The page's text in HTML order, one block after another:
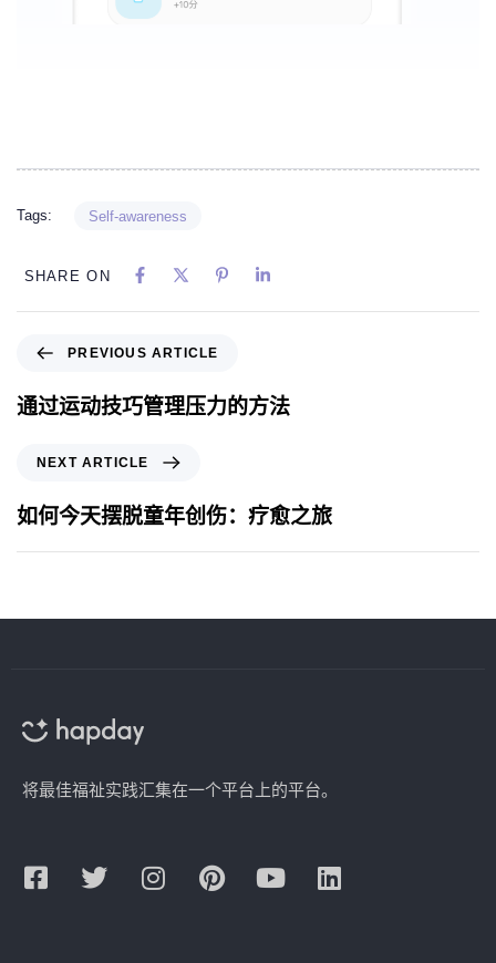
Tags: Self-awareness
SHARE ON
PREVIOUS ARTICLE
通过运动技巧管理压力的方法
NEXT ARTICLE
如何今天摆脱童年创伤：疗愈之旅
将最佳福祉实践汇集在一个平台上的平台。